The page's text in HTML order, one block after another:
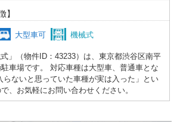
】
大型車可 機械式
式」（物件ID：43233）は、東京都渋谷区南平
車場です。 対応車種は大型車、普通車とな
らないと思っていた車種が実は入った」とい
、お気軽にお問い合わせください。